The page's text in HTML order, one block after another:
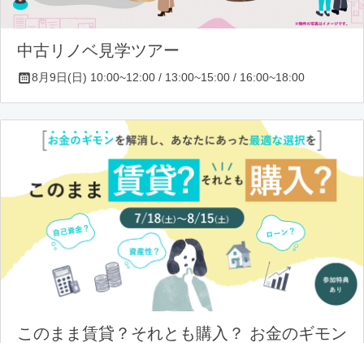
中古リノベ見学ツアー
8月9日(日) 10:00~12:00 / 13:00~15:00 / 16:00~18:00
このまま賃貸？それとも購入？ お金のギモン